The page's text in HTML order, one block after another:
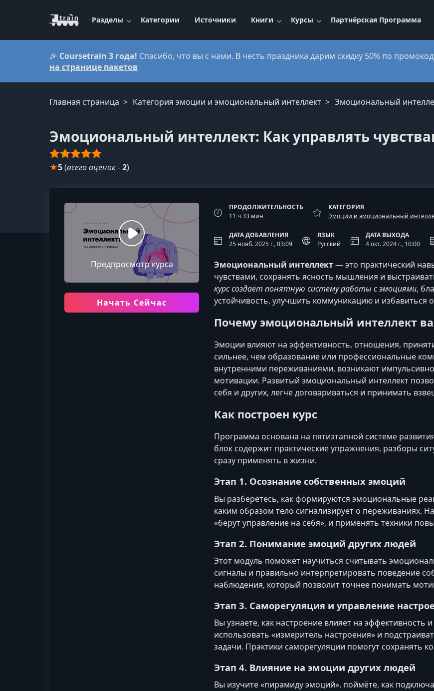
Разделы Категории Источники Книги Курсы Партнёрская Программа
🎉 Coursetrain 3 года! Спасибо, что вы с нами. В честь праздника дарим скидку 50% по
на странице пакетов
Главная страница Категория эмоции и эмоциональный интеллект Эмоциональный
Эмоциональный интеллект: Как управлять
★5(всего оценок-2)
Предпросмотр курса
Начать Сейчас
ПРОДОЛЖИТЕЛЬНОСТЬ
11 ч 33 мин
КАТЕГОРИЯ
Эмоции и эмоциональный
ДАТА ДОБАВЛЕНИЯ
25 нояб. 2025 г., 03:09
ЯЗЫК
Русский
ДАТА ВЫХОДА
4 окт. 2024 г., 10:00
Эмоциональный интеллект— это практический
чувствами, сохранять ясность мышления и
курс создаёт понятную систему работы с эмоциями,
устойчивость, улучшить коммуникацию и избавиться
Почему эмоциональный интеллект
Эмоции влияют на эффективность, отношения,
сильнее, чем образование или профессиональные
внутренними переживаниями, возникают
мотивации. Развитый эмоциональный интеллект
себя и других, легче договариваться и принимать
Как построен курс
Программа основана на пятиэтапной системе
блок содержит практические упражнения, разборы
сразу применять в жизни.
Этап 1. Осознание собственных эмоций
Вы разберётесь, как формируются эмоциональные
каким образом тело сигнализирует о переживаниях.
«берут управление на себя», и применять техники
Этап 2. Понимание эмоций других людей
Этот модуль поможет научиться считывать
сигналы и правильно интерпретировать поведение
наблюдения, который позволит точнее понимать
Этап 3. Саморегуляция и управление
Вы узнаете, как настроение влияет на эффективность
использовать «измеритель настроения» и
задачи. Практики саморегуляции помогут сохранять
Этап 4. Влияние на эмоции других людей
Вы изучите «пирамиду эмоций», поймёте, как